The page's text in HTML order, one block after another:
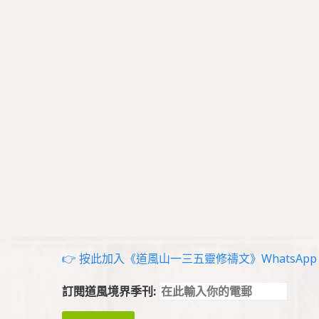
👉 按此加入《道風山一三五靈修禱文》
訂閱道風境界季刊: